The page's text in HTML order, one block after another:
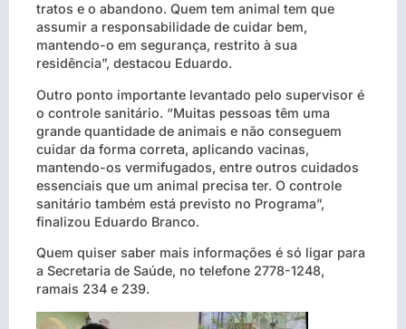
tratos e o abandono. Quem tem animal tem que
assumir a responsabilidade de cuidar bem,
mantendo-o em segurança, restrito à sua
residência”, destacou Eduardo.
Outro ponto importante levantado pelo supervisor é
o controle sanitário. “Muitas pessoas têm uma
grande quantidade de animais e não conseguem
cuidar da forma correta, aplicando vacinas,
mantendo-os vermifugados, entre outros cuidados
essenciais que um animal precisa ter. O controle
sanitário também está previsto no Programa”,
finalizou Eduardo Branco.
Quem quiser saber mais informações é só ligar para
a Secretaria de Saúde, no telefone 2778-1248,
ramais 234 e 239.